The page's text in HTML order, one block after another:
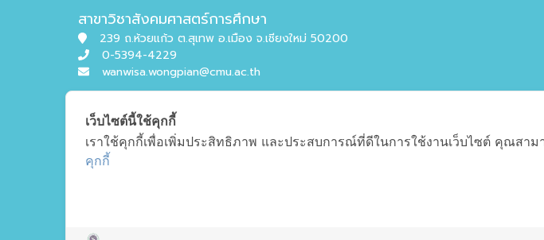
สาขาวิชาสังคมศาสตร์การศึกษา
239 ถ.ห้วยแก้ว ต.สุเทพ อ.เมือง จ.เชียงใหม่ 50200
0-5394-4229
wanwisa.wongpian@cmu.ac.th
เว็บไซต์นี้ใช้คุกกี้
เราใช้คุกกี้เพื่อเพิ่มประสิทธิภาพ และประสบการณ์ที่ดีในการใช้งานเว็บไซต์ คุณสา
คุกกี้